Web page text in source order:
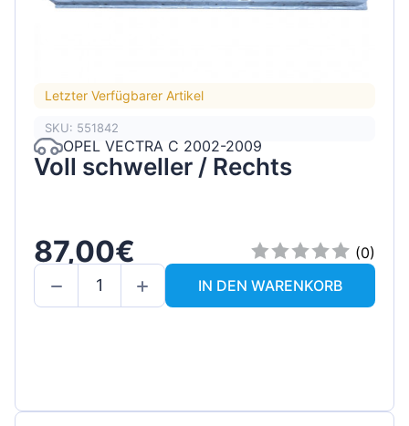
Letzter Verfügbarer Artikel
SKU: 551842
OPEL VECTRA C 2002-2009
Voll schweller / Rechts
87,00€
(0)
IN DEN WARENKORB